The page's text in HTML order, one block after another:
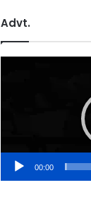
Advt.
00:00